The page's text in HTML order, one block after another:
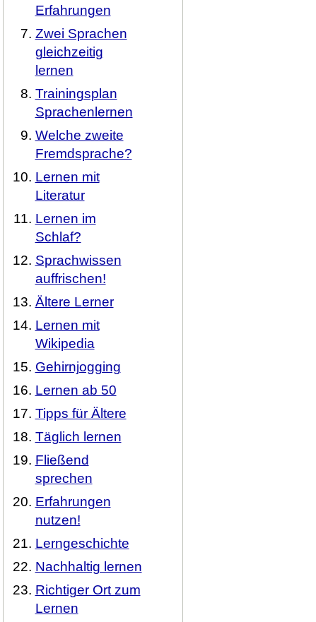
Erfahrungen
Zwei Sprachen
gleichzeitig
lernen
Trainingsplan
Sprachenlernen
Welche zweite
Fremdsprache?
Lernen mit
Literatur
Lernen im
Schlaf?
Sprachwissen
auffrischen!
Ältere Lerner
Lernen mit
Wikipedia
Gehirnjogging
Lernen ab 50
Tipps für Ältere
Täglich lernen
Fließend
sprechen
Erfahrungen
nutzen!
Lerngeschichte
Nachhaltig lernen
Richtiger Ort zum
Lernen